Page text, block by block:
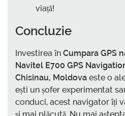
viață!
Concluzie
Investirea în Cumpara GPS
Navitel E700 GPS
Chisinau, Moldova este o
ești un șofer experimentat
conduci, acest navigator îți
și mai plăcută. Nu mai